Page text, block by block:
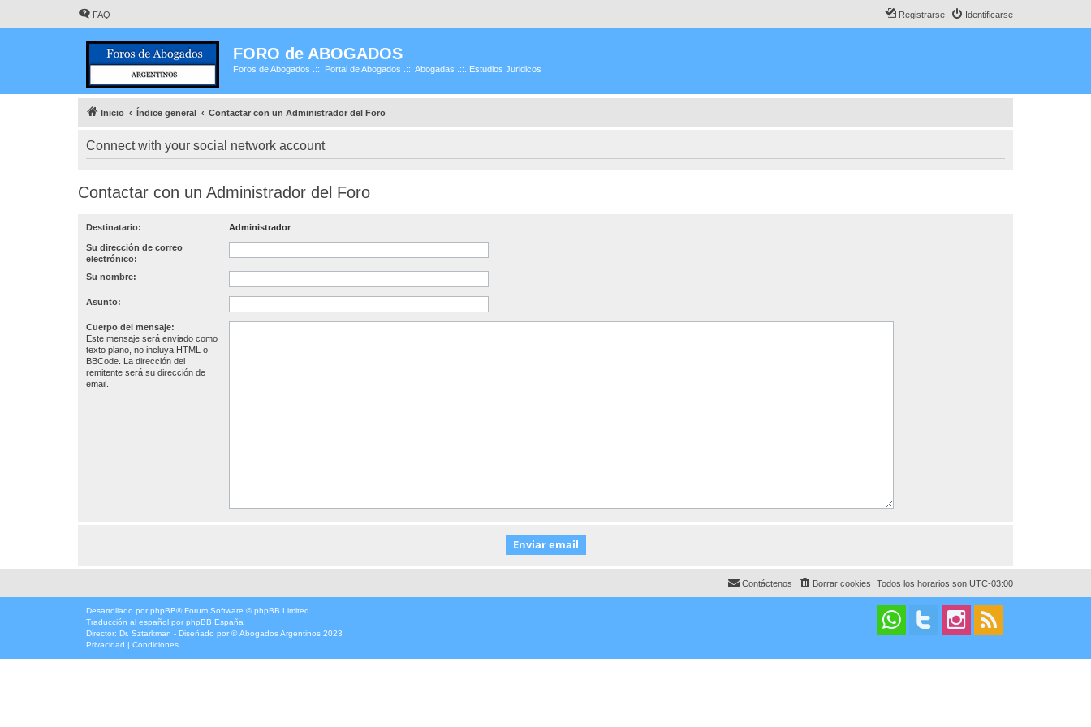
FAQ Identificarse
Registrarse
FORO de ABOGADOS
Foros de Abogados .::. Portal de Abogados .::. Abogadas .::. Estudios Juridicos
Inicio Índice general Contactar con un Administrador del Foro
Connect with your social network account
Contactar con un Administrador del Foro
Destinatario: Administrador
Su dirección de correo
electrónico:
Su nombre:
Asunto:
Cuerpo del mensaje:
Este mensaje será enviado como
texto plano, no incluya HTML o
BBCode. La dirección del
remitente será su dirección de
email.
Todos los horarios son UTC-03:00
Borrar cookies
Contáctenos
Desarrollado por phpBB® Forum Software © phpBB Limited
Traducción al español por phpBB España
Director: Dr. Sztarkman - Diseñado por ©Abogados Argentinos 2023
Privacidad | Condiciones